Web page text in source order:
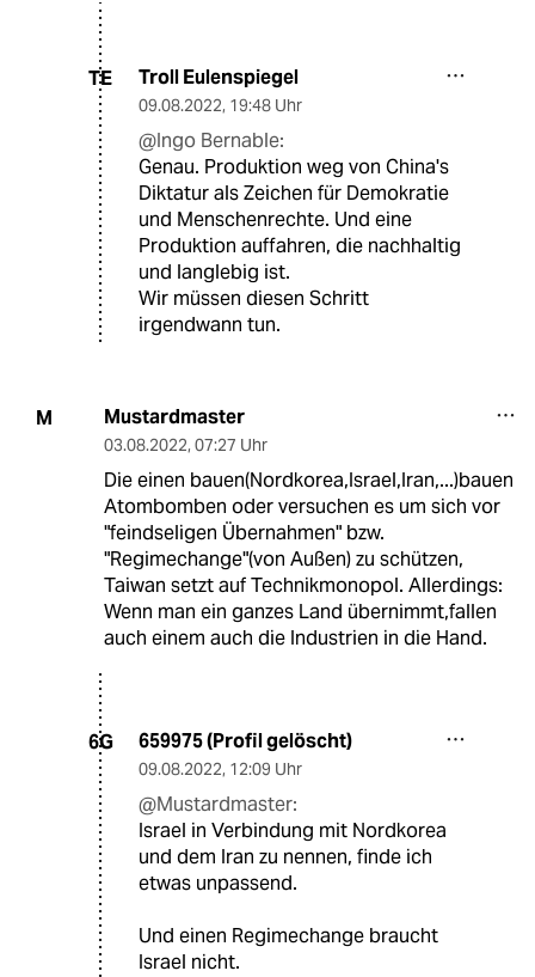
TE Troll Eulenspiegel
09.08.2022, 19:48 Uhr
@Ingo Bernable:
Genau. Produktion weg von China's
Diktatur als Zeichen für Demokratie
und Menschenrechte. Und eine
Produktion auffahren, die nachhaltig
und langlebig ist.
Wir müssen diesen Schritt
irgendwann tun.
M Mustardmaster
03.08.2022, 07:27 Uhr
Die einen bauen(Nordkorea,Israel,Iran,...)bauen
Atombomben oder versuchen es um sich vor
"feindseligen Übernahmen" bzw.
"Regimechange"(von Außen) zu schützen,
Taiwan setzt auf Technikmonopol. Allerdings:
Wenn man ein ganzes Land übernimmt,fallen
auch einem auch die Industrien in die Hand.
6G 659975 (Profil gelöscht)
09.08.2022, 12:09 Uhr
@Mustardmaster:
Israel in Verbindung mit Nordkorea
und dem Iran zu nennen, finde ich
etwas unpassend.
Und einen Regimechange braucht
Israel nicht.